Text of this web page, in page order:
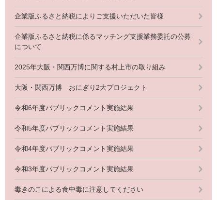
企業版ふるさと納税によりご支援いただいた皆様
企業版ふるさと納税に係るマッチング支援業務委託の公募
について
2025年大阪・関西万博に関する村上市の取り組み
大阪・関西万博 おにぎり2大プロジェクト
令和6年度パブリックコメント実施結果
令和5年度パブリックコメント実施結果
令和4年度パブリックコメント実施結果
令和3年度パブリックコメント実施結果
毒きのこによる食中毒に注意してください